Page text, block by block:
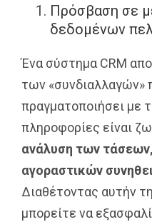
Πρόσβαση σε
δεδομένων
Ένα σύστημα CRM
των «συνδιαλλαγών»
πραγματοποιήσει με
πληροφορίες είναι
ανάλυση των
αγοραστικών
Διαθέτοντας αυτήν
μπορείτε να